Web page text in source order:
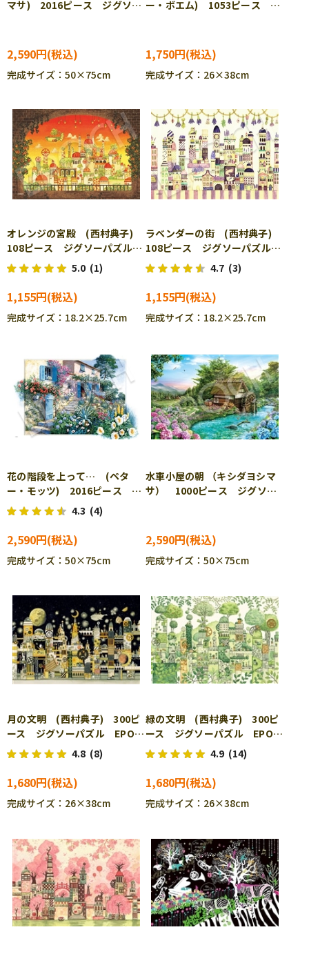
マサ) 2016ピース ジグソー
2,590円
完成サイズ：50×75cm
ー・ボエム) 1053ピース ジ
1,750円
完成サイズ：26×38cm
オレンジの宮殿 (西村典子)
108ピース ジグソーパズル
EPO-02-601 5.0 (1)
1,155円
完成サイズ：18.2×25.7cm
ラベンダーの街 (西村典子)
108ピース ジグソーパズル
EPO-02-602
4.7 (3)
1,155円
完成サイズ：18.2×25.7cm
花の階段を上って… (ペタ
ー・モッツ) 2016ピース ジ
グソーパズル EPO-22-603s
4.3 (4)
2,590円
完成サイズ：50×75cm
水車小屋の朝 （キシダヨシマ
サ） 1000ピース ジグソー
2,590円
完成サイズ：50×75cm
月の文明 (西村典子) 300ピ
ース ジグソーパズル EPO-
26-297
4.8 (8)
1,680円
完成サイズ：26×38cm
緑の文明 (西村典子) 300ピ
ース ジグソーパズル EPO-
26-298
4.9 (14)
1,680円
完成サイズ：26×38cm